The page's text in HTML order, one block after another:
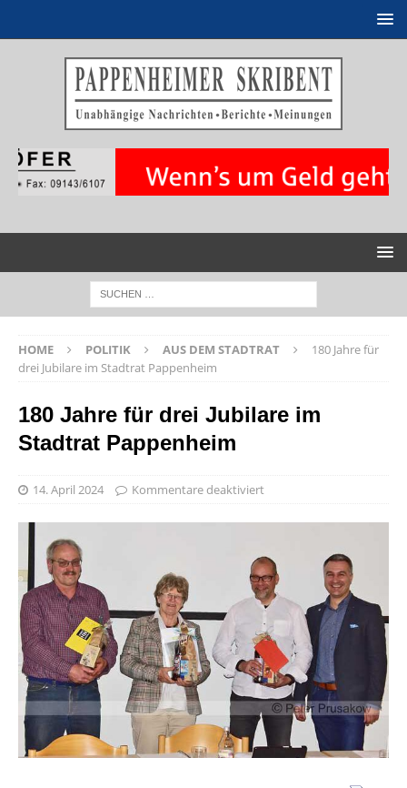
HOME POLITIK AUS DEM STADTRAT
180 Jahre für
drei Jubilare im Stadtrat Pappenheim
180 Jahre für drei Jubilare im
Stadtrat Pappenheim
14. April 2024 Kommentare deaktiviert